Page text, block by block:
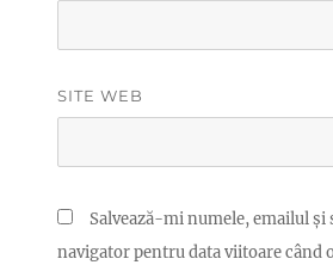
SITE WEB
Salvează-mi numele, emailul
navigator pentru data viitoare când